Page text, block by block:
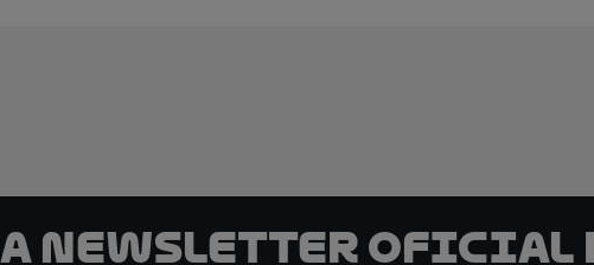
Newsletter oficial